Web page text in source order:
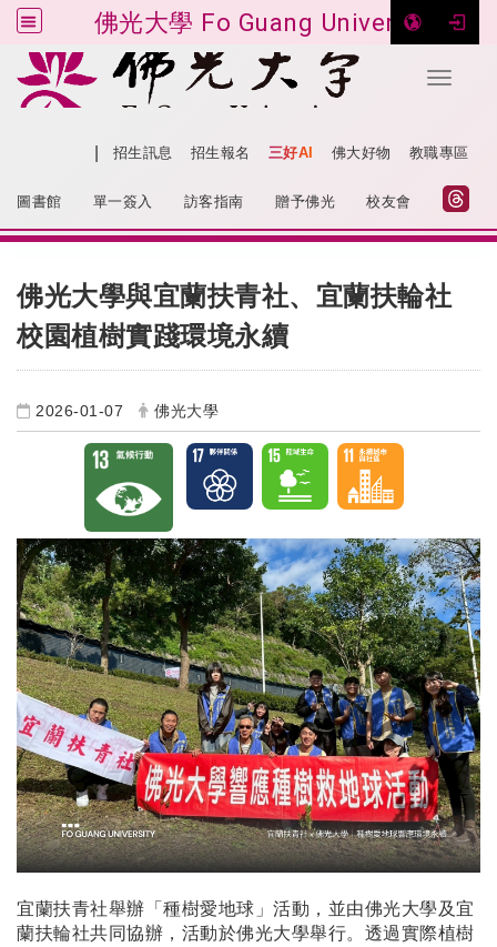
佛光大學 Fo Guang University
Toggle
跳到主要內容
招生訊息 招生報名 三好AI 佛大好物 教職專區
圖書館 單一簽入 訪客指南 贈予佛光 校友會
佛光大學與宜蘭扶青社、宜蘭扶輪社
校園植樹實踐環境永續
2026-01-07 佛光大學
宜蘭扶青社舉辦「種樹愛地球」活動，並由佛光大學及宜
蘭扶輪社共同協辦，活動於佛光大學舉行。透過實際植樹